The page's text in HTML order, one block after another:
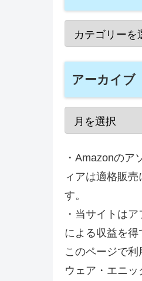
アーカイブ
・Amazonのア
ィアは適格販
す。
・当サイトは
による収益を得
このページで
ウェア・エニ